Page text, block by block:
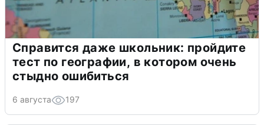
Справится даже школьник: пройдите
тест по географии, в котором очень
стыдно ошибиться
6 августа 197